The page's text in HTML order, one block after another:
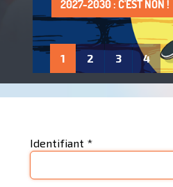
2027-2030 : C'EST NON !
: UN DROIT À FAIRE VIVRE !
PUBLIQUES
1 2 3 4
Identifiant *